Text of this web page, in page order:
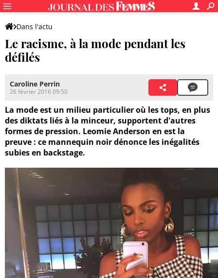
Dans l'actu
Le racisme, à la mode pendant les
défilés
Caroline Perrin
26 février 2016 09:50
La mode est un milieu particulier où les tops, en plus
des diktats liés à la minceur, supportent d'autres
formes de pression. Leomie Anderson en est la
preuve : ce mannequin noir dénonce les inégalités
subies en backstage.